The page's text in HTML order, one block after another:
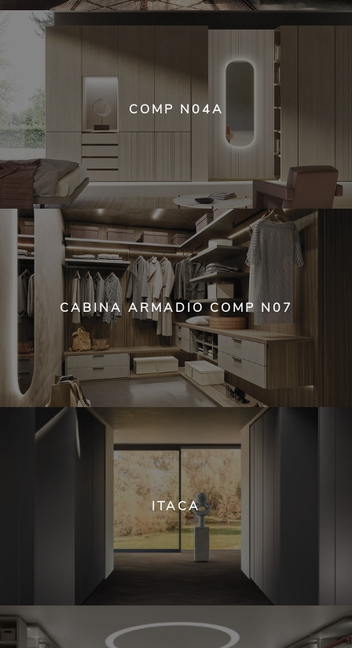
COMP N04A
CABINA ARMADIO COMP N07
ITACA